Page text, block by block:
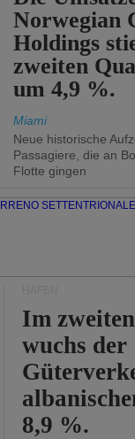
Norwegian
Holdings
zweiten
um 4,9 %.
Miami
Neue historische
Passagiere, die an
Flotte gingen
Im
wuchs der
8,9 %.